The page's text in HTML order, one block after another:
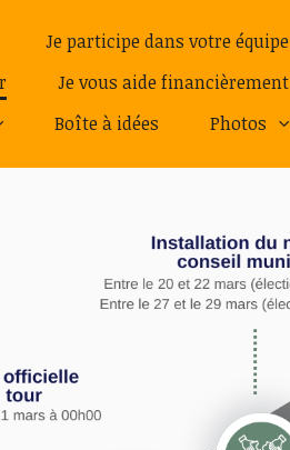
Je participe dans votre équipe
Je vous aide financièrement
Boîte à idées
Photos